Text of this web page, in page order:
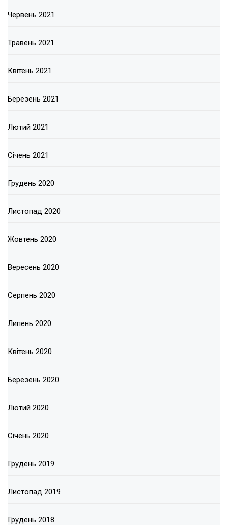
Червень 2021
Травень 2021
Квітень 2021
Березень 2021
Лютий 2021
Січень 2021
Грудень 2020
Листопад 2020
Жовтень 2020
Вересень 2020
Серпень 2020
Липень 2020
Квітень 2020
Березень 2020
Лютий 2020
Січень 2020
Грудень 2019
Листопад 2019
Грудень 2018